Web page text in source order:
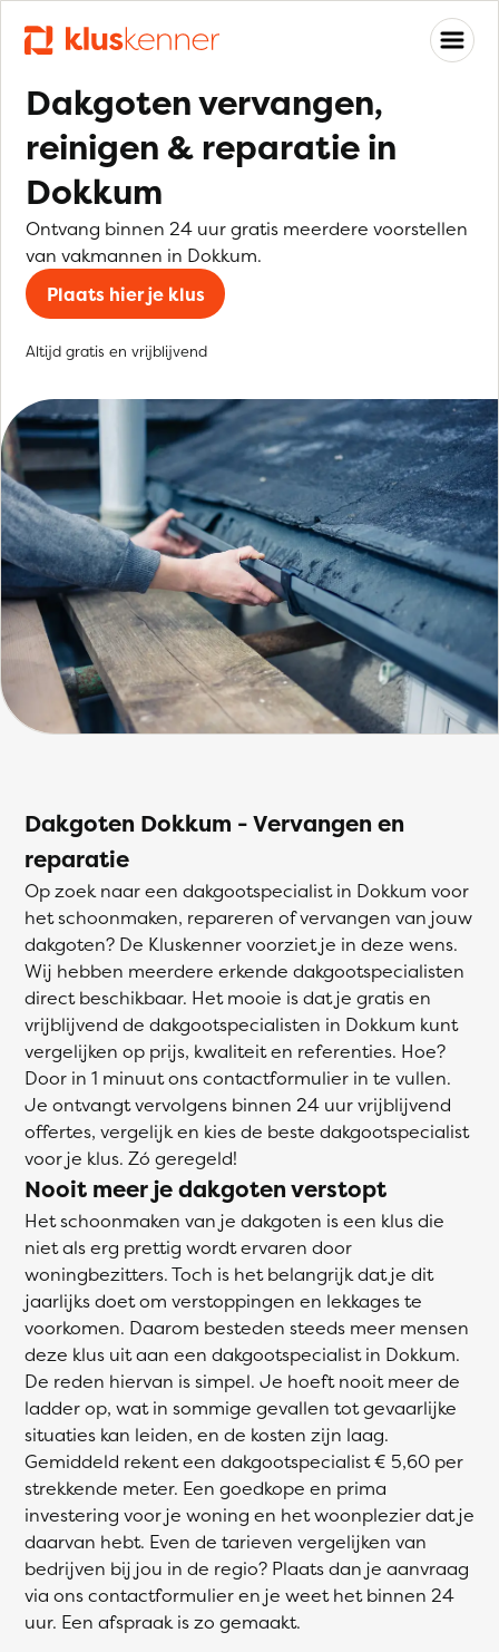
Dakgoten vervangen,
reinigen & reparatie in
Dokkum
Ontvang binnen 24 uur gratis meerdere voorstellen
van vakmannen in Dokkum.
Plaats hier je klus
Altijd gratis en vrijblijvend
Dakgoten Dokkum - Vervangen en
reparatie
Op zoek naar een dakgootspecialist in Dokkum voor
het schoonmaken, repareren of vervangen van jouw
dakgoten? De Kluskenner voorziet je in deze wens.
Wij hebben meerdere erkende dakgootspecialisten
direct beschikbaar. Het mooie is dat je gratis en
vrijblijvend de dakgootspecialisten in Dokkum kunt
vergelijken op prijs, kwaliteit en referenties. Hoe?
Door in 1 minuut ons contactformulier in te vullen.
Je ontvangt vervolgens binnen 24 uur vrijblijvend
offertes, vergelijk en kies de beste dakgootspecialist
voor je klus. Zó geregeld!
Nooit meer je dakgoten verstopt
Het schoonmaken van je dakgoten is een klus die
niet als erg prettig wordt ervaren door
woningbezitters. Toch is het belangrijk dat je dit
jaarlijks doet om verstoppingen en lekkages te
voorkomen. Daarom besteden steeds meer mensen
deze klus uit aan een dakgootspecialist in Dokkum.
De reden hiervan is simpel. Je hoeft nooit meer de
ladder op, wat in sommige gevallen tot gevaarlijke
situaties kan leiden, en de kosten zijn laag.
Gemiddeld rekent een dakgootspecialist € 5,60 per
strekkende meter. Een goedkope en prima
investering voor je woning en het woonplezier dat je
daarvan hebt. Even de tarieven vergelijken van
bedrijven bij jou in de regio? Plaats dan je aanvraag
via ons contactformulier en je weet het binnen 24
uur. Een afspraak is zo gemaakt.